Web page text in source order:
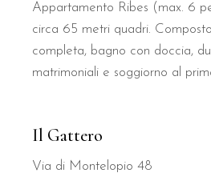
Appartamento Ribes (max. 6
circa 65 metri quadri.
completa, bagno con doccia,
matrimoniali e soggiorno al
Il Gattero
Via di Montelopio 48